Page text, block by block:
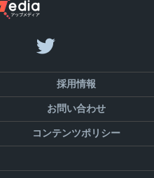
採用情報
お問い合わせ
コンテンツポリシー